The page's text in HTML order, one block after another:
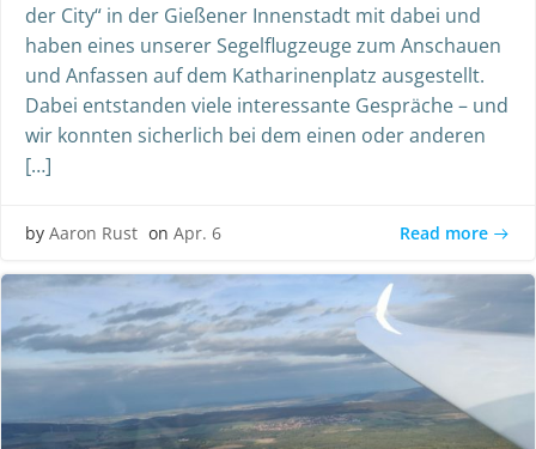
der City“ in der Gießener Innenstadt mit dabei und
haben eines unserer Segelflugzeuge zum Anschauen
und Anfassen auf dem Katharinenplatz ausgestellt.
Dabei entstanden viele interessante Gespräche – und
wir konnten sicherlich bei dem einen oder anderen
[…]
by Aaron Rust on Apr. 6 Read more